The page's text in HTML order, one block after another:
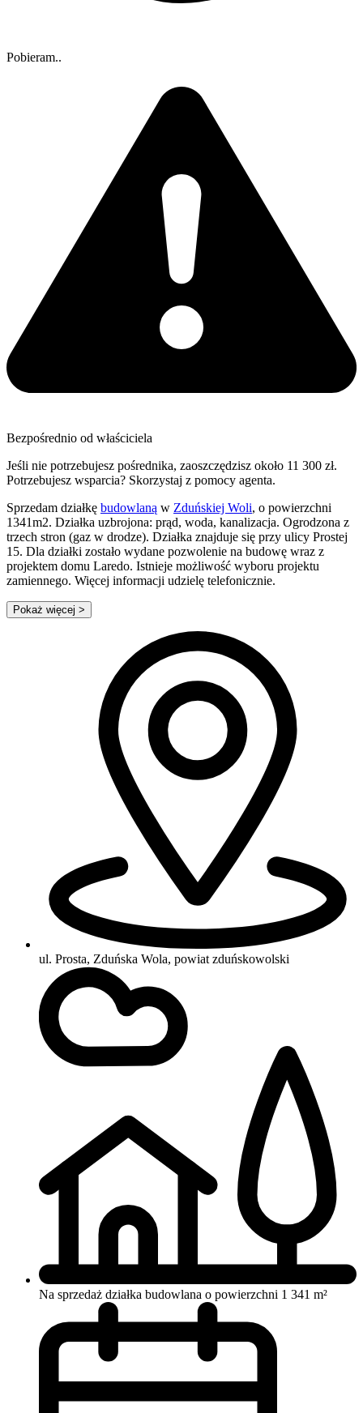
Pobieram..
Bezpośrednio od właściciela
Jeśli nie potrzebujesz pośrednika, zaoszczędzisz około 11 300 zł.
Potrzebujesz wsparcia? Skorzystaj z pomocy agenta.
Sprzedam działkę budowlaną w Zduńskiej Woli, o powierzchni
1341m2. Działka uzbrojona: prąd, woda, kanalizacja. Ogrodzona z
trzech stron (gaz w drodze). Działka znajduje się przy ulicy Prostej
15. Dla działki zostało wydane pozwolenie na budowę wraz z
projektem domu Laredo. Istnieje możliwość wyboru projektu
zamiennego. Więcej informacji udzielę telefonicznie.
Pokaż więcej >
ul. Prosta, Zduńska Wola, powiat zduńskowolski
Na sprzedaż działka budowlana o powierzchni 1 341 m²